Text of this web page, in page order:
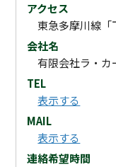
アクセス
東急多摩川線
会社名
有限会社ラ・カ
TEL
表示する
MAIL
表示する
連絡希望時間